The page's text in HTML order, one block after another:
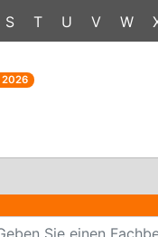
S T U V W
2026